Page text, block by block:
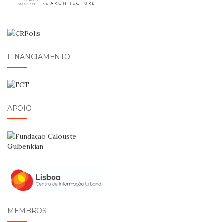
FINANCIAMENTO
APOIO
MEMBROS